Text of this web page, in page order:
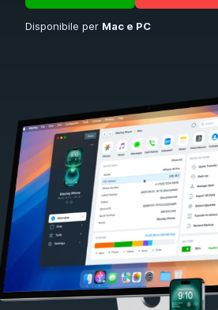
Disponibile per Mac e PC